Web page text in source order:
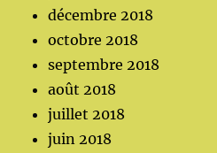
décembre 2018
octobre 2018
septembre 2018
août 2018
juillet 2018
juin 2018